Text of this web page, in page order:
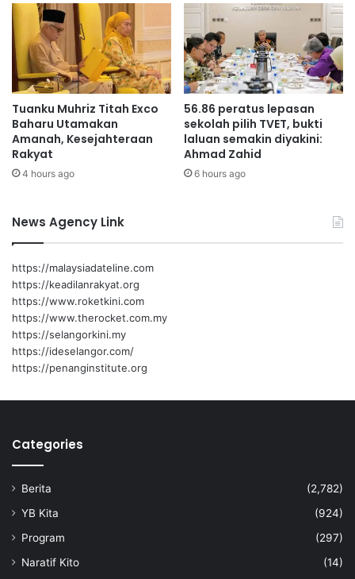
t
D
c
k
s
o
n
o
w
e
d
i
t
u
t
u
p
Tuanku Muhriz Titah Exco
Baharu Utamakan
Amanah, Kesejahteraan
Rakyat
4 hours ago
56.86 peratus lepasan
sekolah pilih TVET, bukti
laluan semakin diyakini:
Ahmad Zahid
6 hours ago
News Agency Link
https://malaysiadateline.com
https://keadilanrakyat.org
https://www.roketkini.com
https://www.therocket.com.my
https://selangorkini.my
https://ideselangor.com/
https://penanginstitute.org
Categories
Berita
(2,782)
YB Kita
(924)
Program
(297)
Naratif Kito
(14)